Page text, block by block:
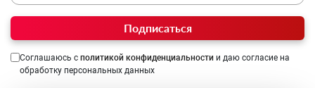
Подписаться
Соглашаюсь с политикой конфиденциальности и даю согласие на
обработку персональных данных